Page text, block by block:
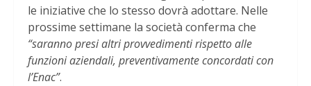
le iniziative che lo stesso dovrà adottare. Nelle
prossime settimane la società conferma che
“saranno presi altri provvedimenti rispetto alle
funzioni aziendali, preventivamente concordati con
l’Enac”.